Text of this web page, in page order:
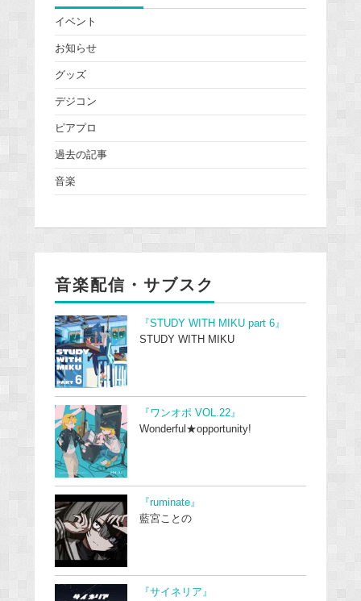
イベント
お知らせ
グッズ
デジコン
ピアプロ
過去の記事
音楽
音楽配信・サブスク
『STUDY WITH MIKU part 6』
STUDY WITH MIKU
『ワンオポ VOL.22』
Wonderful★opportunity!
『ruminate』
藍宮ことの
『サイネリア』